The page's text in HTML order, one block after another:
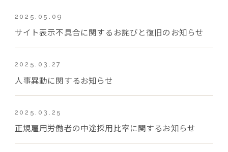
2025.05.09
サイト表示不具合に関するお詫びと復旧のお知らせ
2025.03.27
人事異動に関するお知らせ
2025.03.25
正規雇用労働者の中途採用比率に関するお知らせ